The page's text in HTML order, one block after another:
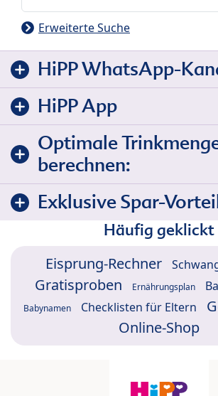
Erweiterte Suche
HiPP WhatsApp-
HiPP App
Optimale
berechnen:
Exklusive Spar-
Häufig geklickt
Eisprung-Rechner
Gratisproben Ernährungsplan
Babynamen Checklisten für Eltern
Online-Shop